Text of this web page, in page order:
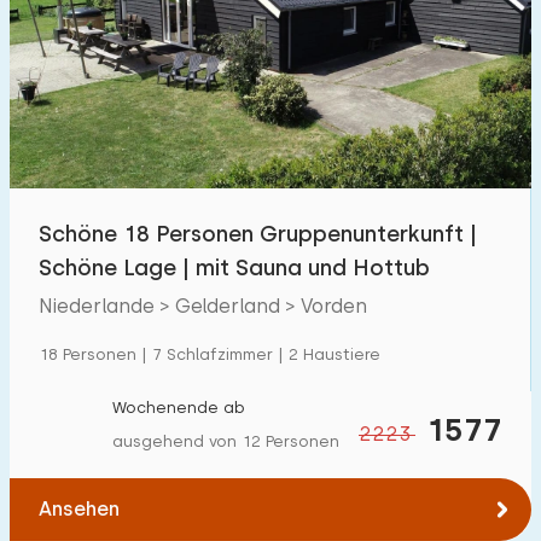
Schwimmbad 40
Eingezäunter Garten 43
Haustierfrei 90
Fahrradschuppen 73
Budget
€ 0 — € 1000+
Mindestanzahl
Schöne 18 Personen Gruppenunterkunft |
Schöne Lage | mit Sauna und Hottub
Niederlande > Gelderland > Vorden
18 Personen | 7 Schlafzimmer | 2 Haustiere
2223 1577
Wochenende ab
ausgehend von 12 Personen
Ansehen